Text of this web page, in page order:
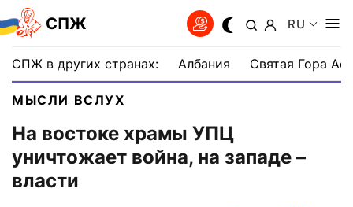
СПЖ RU
СПЖ в других странах: Албания Святая Гора
МЫСЛИ ВСЛУХ
На востоке храмы УПЦ
уничтожает война, на западе –
власти